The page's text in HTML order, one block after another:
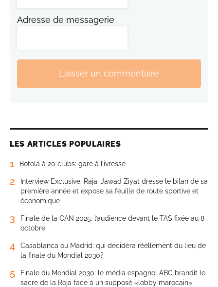
Adresse de messagerie
Laisser un commentaire
LES ARTICLES POPULAIRES
1 Botola à 20 clubs: gare à l’ivresse
2
Interview Exclusive. Raja: Jawad Ziyat dresse le bilan de sa
première année et expose sa feuille de route sportive et
économique
3
Finale de la CAN 2025: l’audience devant le TAS fixée au 8
octobre
4
Casablanca ou Madrid: qui décidera réellement du lieu de
la finale du Mondial 2030?
5
Finale du Mondial 2030: le média espagnol ABC brandit le
sacre de la Roja face à un supposé «lobby marocain»